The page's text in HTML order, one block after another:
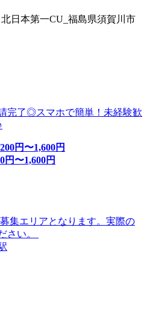
日本第一CU_福島県須賀川市
完了◎スマホで簡単！未経験歓
円〜1,600円
円〜1,600円
集エリアとなります。実際の
さい。